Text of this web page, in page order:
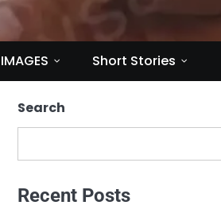
IMAGES Short Stories
Search
Recent Posts